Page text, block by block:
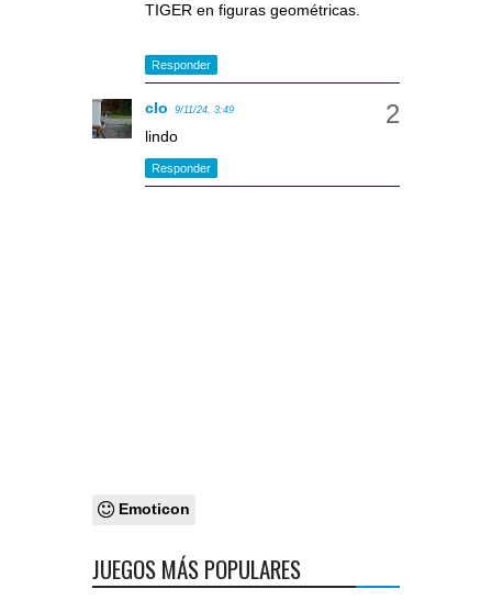
TIGER en figuras geométricas.
Responder
clo 9/11/24, 3:49
lindo
Responder
Emoticon
JUEGOS MÁS POPULARES